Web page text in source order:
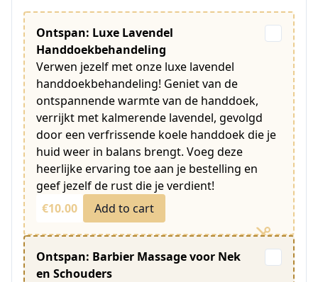
Ontspan: Luxe Lavendel
Handdoekbehandeling
Verwen jezelf met onze luxe lavendel
handdoekbehandeling! Geniet van de
ontspannende warmte van de handdoek,
verrijkt met kalmerende lavendel, gevolgd
door een verfrissende koele handdoek die je
huid weer in balans brengt. Voeg deze
heerlijke ervaring toe aan je bestelling en
geef jezelf de rust die je verdient!
€10.00
Add to cart
Ontspan: Barbier Massage voor Nek
en Schouders